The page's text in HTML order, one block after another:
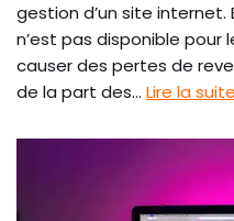
gestion d’un site
n’est pas disponible pour
causer des pertes de
de la part des… Lire la